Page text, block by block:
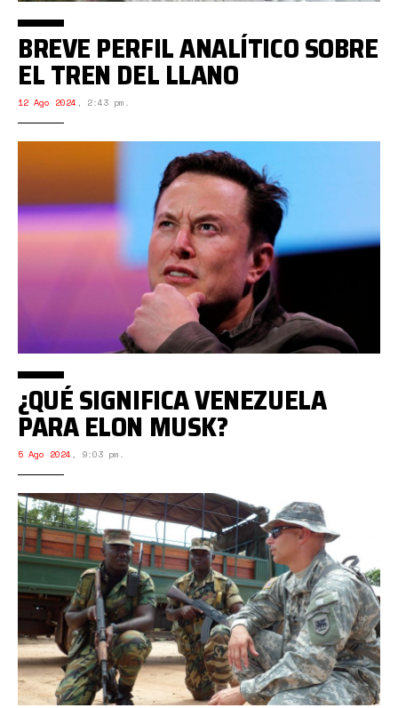
BREVE PERFIL ANALÍTICO SOBRE
EL TREN DEL LLANO
12 Ago 2024 , 2:43 pm.
¿QUÉ SIGNIFICA VENEZUELA
PARA ELON MUSK?
5 Ago 2024 , 9:03 pm.